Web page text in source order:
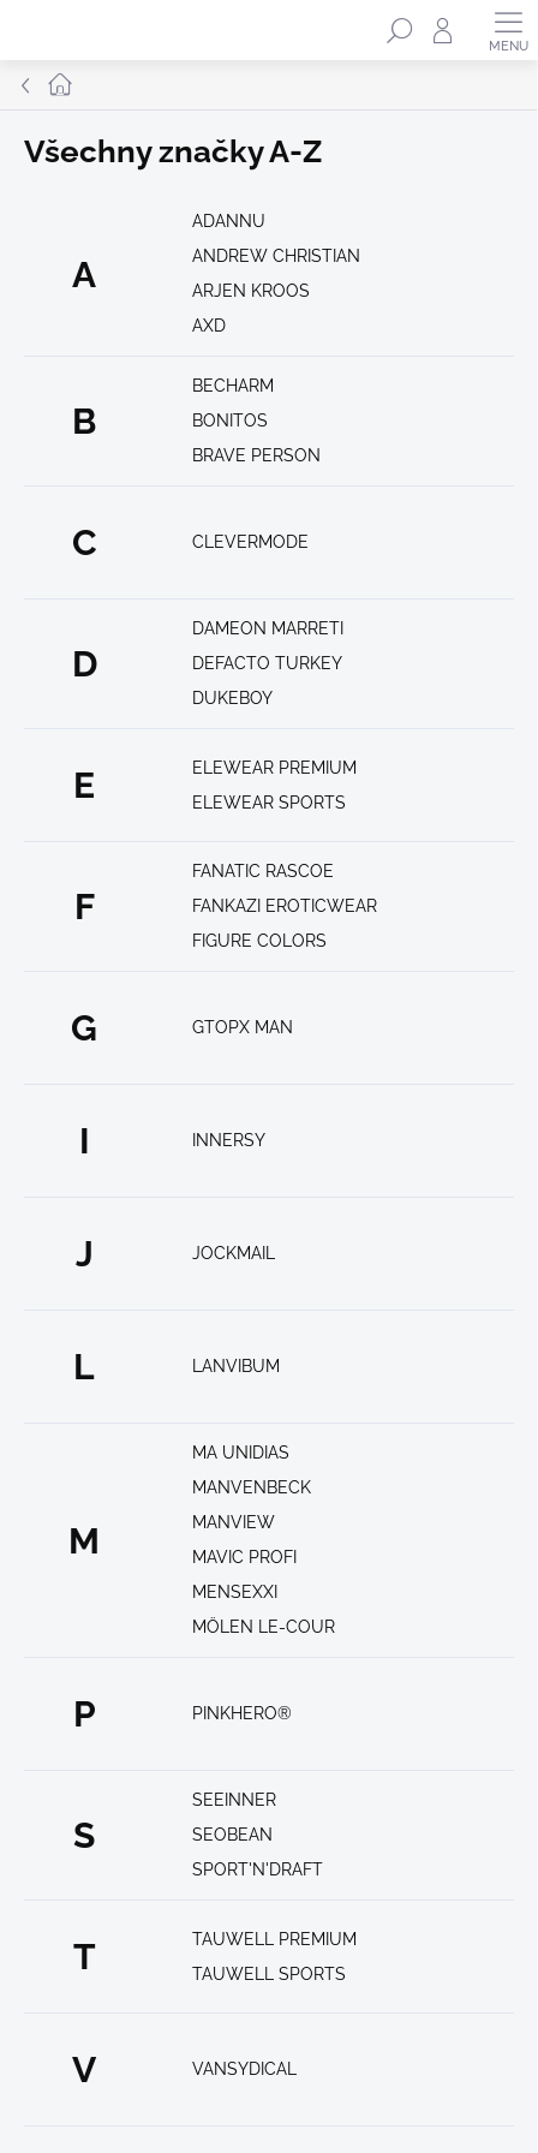
Hledat
Domů
Všechny značky A-Z
A
ADANNU
ANDREW CHRISTIAN
ARJEN KROOS
AXD
B
BECHARM
BONITOS
BRAVE PERSON
C CLEVERMODE
D
DAMEON MARRETI
DEFACTO TURKEY
DUKEBOY
E
ELEWEAR PREMIUM
ELEWEAR SPORTS
F
FANATIC RASCOE
FANKAZI EROTICWEAR
FIGURE COLORS
G GTOPX MAN
I INNERSY
J JOCKMAIL
L LANVIBUM
M
MA UNIDIAS
MANVENBECK
MANVIEW
MAVIC PROFI
MENSEXXI
MÖLEN LE-COUR
P PINKHERO®
S
SEEINNER
SEOBEAN
SPORT'N'DRAFT
T
TAUWELL PREMIUM
TAUWELL SPORTS
V VANSYDICAL